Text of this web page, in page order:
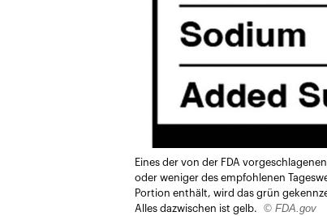
Eines der von der FDA
oder weniger des empfohlenen
Portion enthält, wird das grün
Alles dazwischen ist gelb.
© FDA.gov